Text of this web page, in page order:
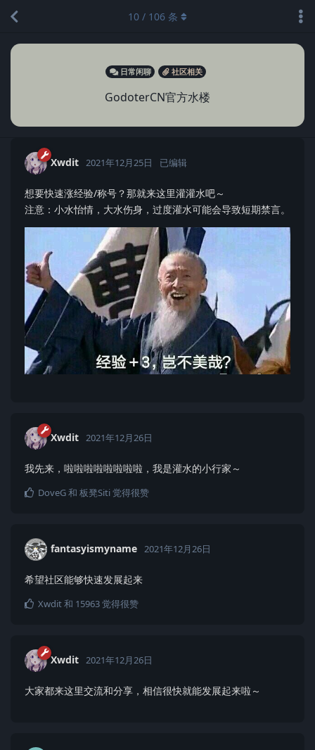
日常闲聊 社区相关
GodoterCN官方水楼
10 / 106 条
Xwdit 2021年12月25日 已编辑
想要快速涨经验/称号？那就来这里灌灌水吧～
注意：小水怡情，大水伤身，过度灌水可能会导致短期禁言。
Xwdit 2021年12月26日
我先来，啦啦啦啦啦啦啦啦，我是灌水的小行家～
DoveG和 板凳Siti觉得很赞
fantasyismyname 2021年12月26日
希望社区能够快速发展起来
Xwdit和 15963觉得很赞
Xwdit 2021年12月26日
大家都来这里交流和分享，相信很快就能发展起来啦～